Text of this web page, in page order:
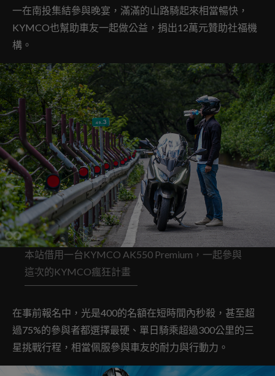
一在南投集結參與晚宴，滿滿的山路騎起來相當暢快，
KYMCO也幫助車友一起做公益，捐出12萬元贊助社福機
構。
本站借用一台KYMCO AK550 Premium，一起參與
這次的KYMCO瘋狂計畫
在事前報名中，光是400的名額在短時間內秒殺，甚至超
過75%的參與者都選擇最硬、單日騎乘超過300公里的三
星挑戰行程，相當佩服參與車友的耐力與行動力。